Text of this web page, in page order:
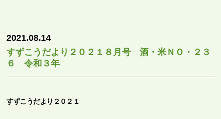
2021.08.14
すずこうだより２０２１８月号 酒・米ＮＯ・２３
６ 令和３年
すずこうだより２０２１